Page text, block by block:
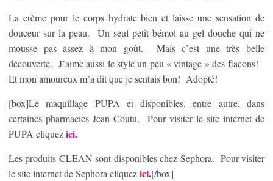
La crème pour le corps hydrate bien et laisse une sensation de
douceur sur la peau. Un seul petit bémol au gel douche qui ne
mousse pas assez à mon goût. Mais c’est une très belle
découverte. J’aime aussi le style un peu « vintage » des flacons!
Et mon amoureux m’a dit que je sentais bon! Adopté!
[box]Le maquillage PUPA et disponibles, entre autre, dans
certaines pharmacies Jean Coutu. Pour visiter le site internet de
PUPA cliquezici.
Les produits CLEAN sont disponibles chez Sephora. Pour visiter
le site internet de Sephora cliquezici.[/box]